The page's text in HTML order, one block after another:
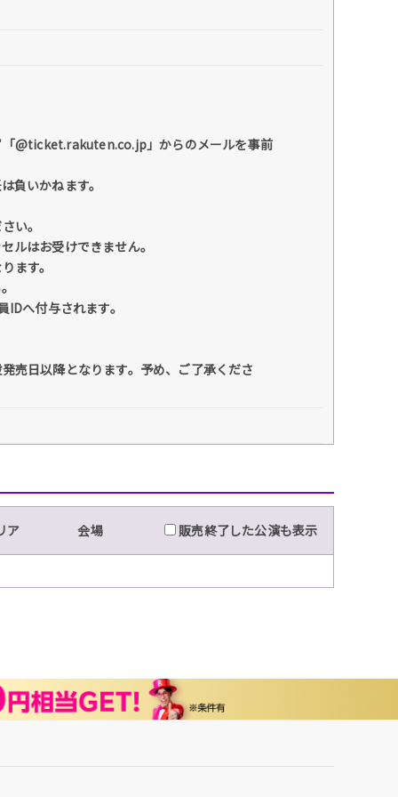
@ticket.rakuten.co.jp」からのメールを事前
負いかねます。
い。
ルはお受けできません。
ます。
へ付与されます。
売日以降となります。予め、ご了承くださ
ア 会場 販売終了した公演も表示